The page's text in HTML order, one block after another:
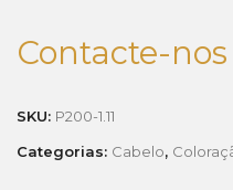
Contacte-nos
SKU: P200-1.11
Categorias: Cabelo,